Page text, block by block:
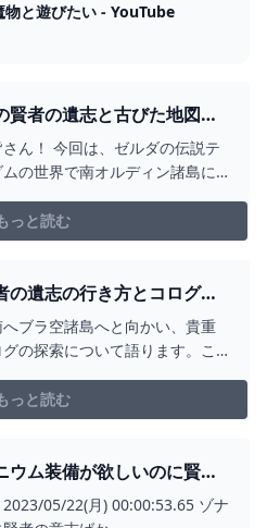
物と遊びたい - YouTube
賢者の遺志と古びた地図の
取り方【ティアキン】 とあるゲームブログの軌跡
ん！ 今回は、ゼルダの伝説テ
の世界で南オルディン諸島に
ン空諸島の小島に隠された
地図」を入手す
っと読む
の遺志の行き方とコログ
YOUTUBE
ブラ空諸島へと向かい、貴重
の探索について語ります。こ
の神秘と美しさを発見する旅
壮大な旅に出発し、ティアキ
っと読む
ウム装備が欲しいのに賢者
…Ｗ｜ぽちぽちゲーム速報
05/22(月) 00:00:53.65 ゾナ